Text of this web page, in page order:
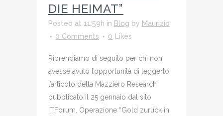
DIE HEIMAT”
Posted at 11:59h in Blog by Maurizio
0 Comments
0 Likes
Riprendiamo di seguito per chi non
avesse avuto l’opportunità di leggerlo
l’articolo della Mazziero Research
pubblicato il 25 gennaio dal sito
ITForum. Operazione “Gold zurück in